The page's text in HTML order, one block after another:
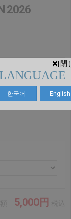
[閉
한국어 English
2026
5,000円